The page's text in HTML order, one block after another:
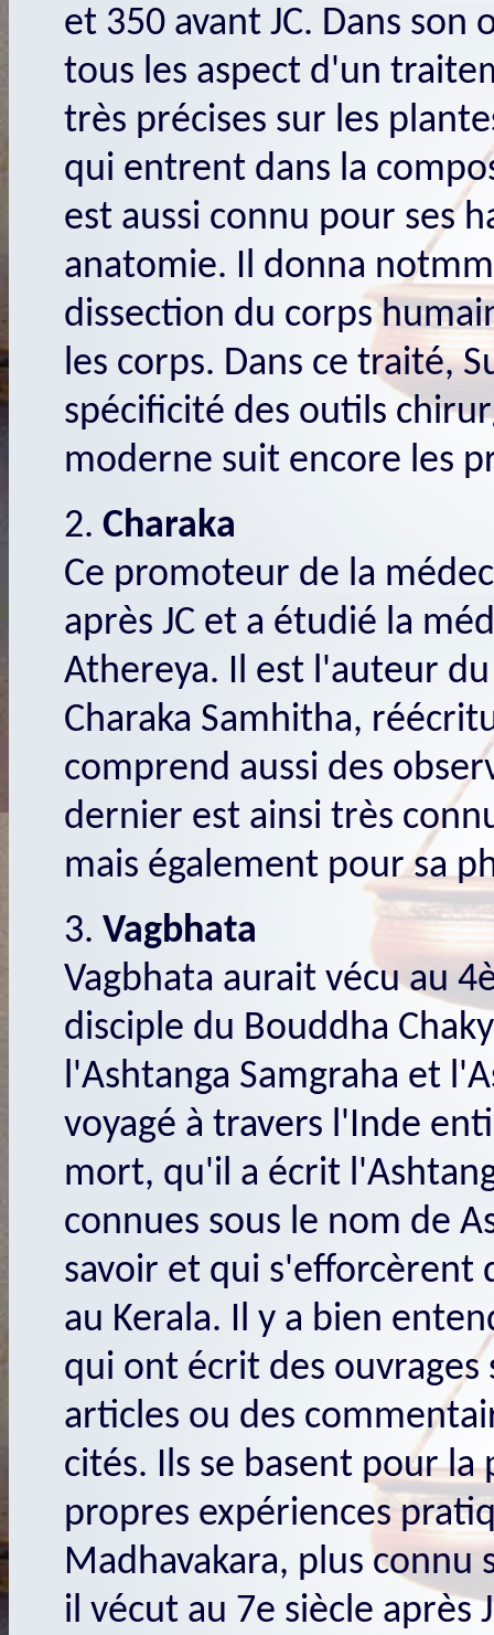
et 350 avant JC. Dans
tous les aspect d'un
très précises sur les
qui entrent dans la
est aussi connu pour ses
anatomie. Il donna
dissection du corps
les corps. Dans ce traité,
spécificité des outils
moderne suit encore les
2. Charaka
Ce promoteur de la
après JC et a étudié la
Athereya. Il est l'auteur
Charaka Samhitha,
comprend aussi des
dernier est ainsi très
mais également pour sa
3. Vagbhata
Vagbhata aurait vécu au
disciple du Bouddha
l'Ashtanga Samgraha et
voyagé à travers l'Inde
mort, qu'il a écrit
connues sous le nom de
savoir et qui s'efforcèrent
au Kerala. Il y a bien
qui ont écrit des
articles ou des
cités. Ils se basent pour
propres expériences
Madhavakara, plus connu
il vécut au 7e siècle après